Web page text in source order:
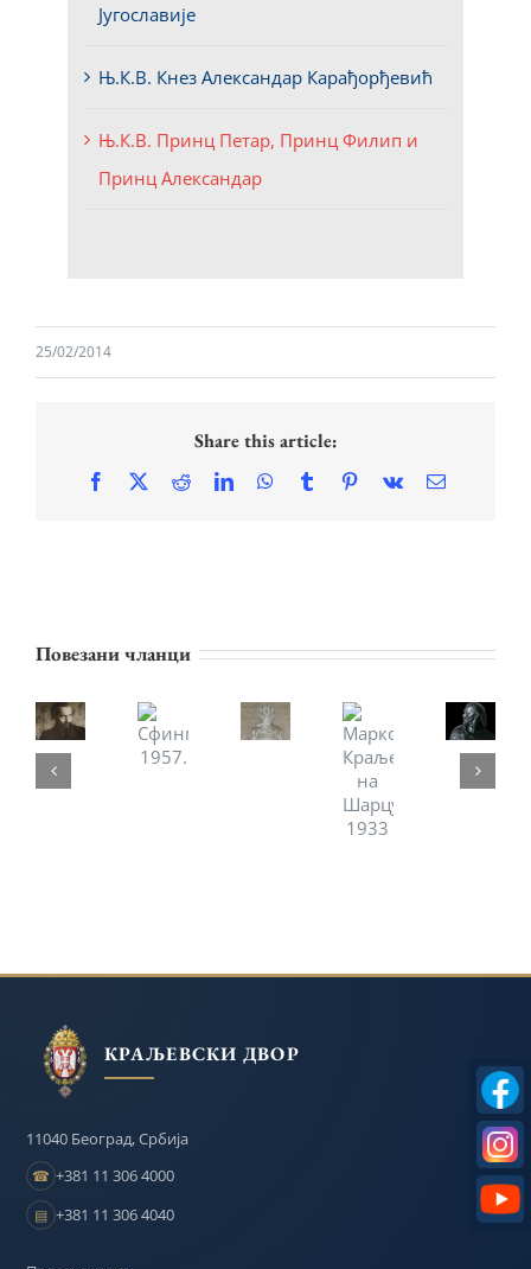
Југославије
Њ.К.В. Кнез Александар Карађорђевић
Њ.К.В. Принц Петар, Принц Филип и
Принц Александар
25/02/2014
Share this article:
Facebook
X RedditLinkedInWhatsApp
TumblrPinterest
Vk Email
Повезани чланци
Биографија
Сфинга,
1957.
Хрвата,1932- Марко
Краљевић
на
Шарцу,
1933
Портрети
КРАЉЕВСКИ ДВОР
11040 Београд, Србија
☎ +381 11 306 4000
▤ +381 11 306 4040